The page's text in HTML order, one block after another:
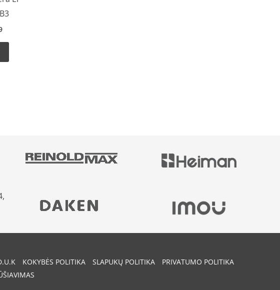
KOKYBĖS POLITIKA SLAPUKŲ POLITIKA
PRIVATUMO POLITIKA